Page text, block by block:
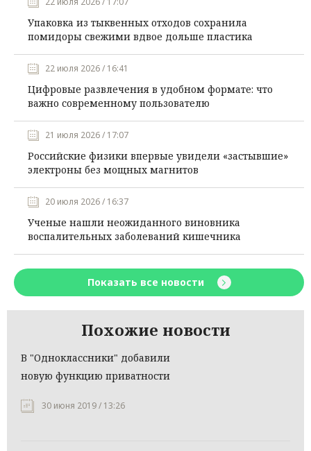
Упаковка из тыквенных отходов сохранила
помидоры свежими вдвое дольше пластика
22 июля 2026 / 16:41
Цифровые развлечения в удобном формате: что
важно современному пользователю
21 июля 2026 / 17:07
Российские физики впервые увидели «застывшие»
электроны без мощных магнитов
20 июля 2026 / 16:37
Ученые нашли неожиданного виновника
воспалительных заболеваний кишечника
Показать все новости
Похожие новости
В "Одноклассники" добавили
новую функцию приватности
30 июня 2019 / 13:26